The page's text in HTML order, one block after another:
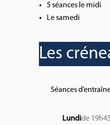
5 séances le midi
Le samedi
Les
Séances
Lundide